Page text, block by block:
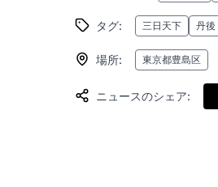
タグ: 三日天下 丹後
場所: 東京都豊島区
ニュースのシェア: